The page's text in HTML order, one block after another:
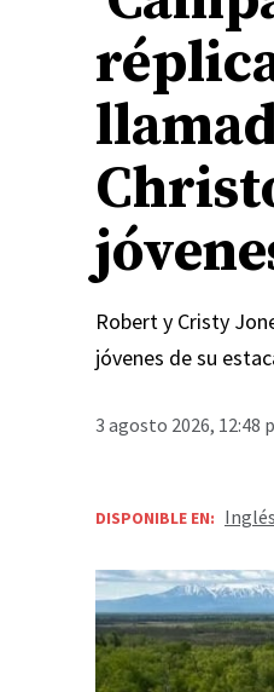
Robert y Cristy
jóvenes de su
3 agosto 2026, 12:48
DISPONIBLE EN: Inglés